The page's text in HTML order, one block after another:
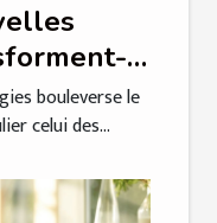
induction
bouleverse le
celui des...